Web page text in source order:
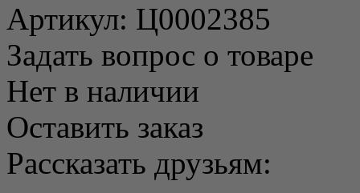
Артикул: Ц0002385
Задать вопрос о товаре
Нет в наличии
Оставить заказ
Рассказать друзьям: